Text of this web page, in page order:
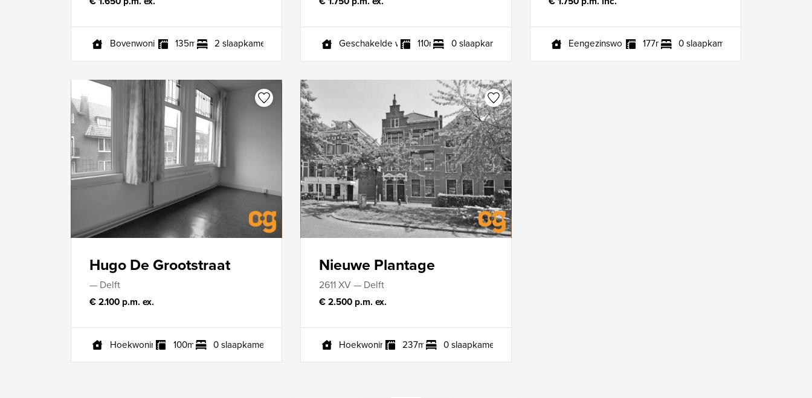
Bovenwoning 135m² 2 slaapkamers Geschakelde woning110m² 0 slaapkamers Eengezinswoning 177m² 0 slaapkamers
Hugo De Grootstraat
— Delft
€ 2.100 p.m. ex.
Hoekwoning 100m² 0 slaapkamers
Nieuwe Plantage
2611 XV — Delft
€ 2.500 p.m. ex.
Hoekwoning 237m² 0 slaapkamers